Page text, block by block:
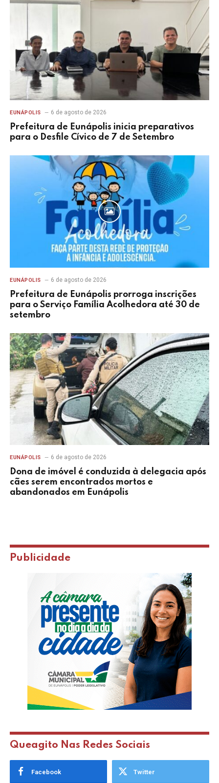
EUNÁPOLIS 6 de agosto de 2026
Prefeitura de Eunápolis inicia preparativos
para o Desfile Cívico de 7 de Setembro
EUNÁPOLIS 6 de agosto de 2026
Prefeitura de Eunápolis prorroga inscrições
para o Serviço Família Acolhedora até 30 de
setembro
EUNÁPOLIS 6 de agosto de 2026
Dona de imóvel é conduzida à delegacia após
cães serem encontrados mortos e
abandonados em Eunápolis
Publicidade
Queagito Nas Redes Sociais
Facebook Twitter